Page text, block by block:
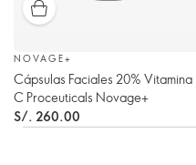
NOVAGE+
Cápsulas Faciales 20% Vitamina
C Proceuticals Novage+
S/. 260.00